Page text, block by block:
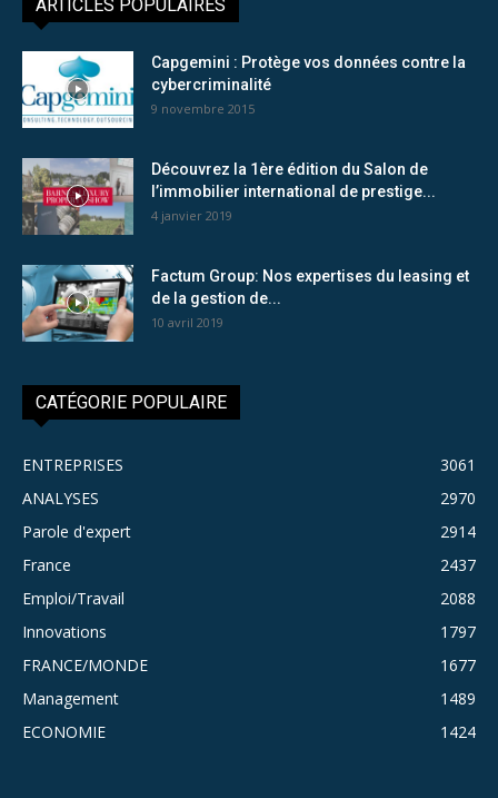
ARTICLES POPULAIRES
Capgemini : Protège vos données contre la
cybercriminalité
9 novembre 2015
Découvrez la 1ère édition du Salon de
l’immobilier international de prestige...
4 janvier 2019
Factum Group: Nos expertises du leasing et
de la gestion de...
10 avril 2019
CATÉGORIE POPULAIRE
ENTREPRISES
3061
ANALYSES
2970
Parole d'expert
2914
France
2437
Emploi/Travail
2088
Innovations
1797
FRANCE/MONDE
1677
Management
1489
ECONOMIE
1424